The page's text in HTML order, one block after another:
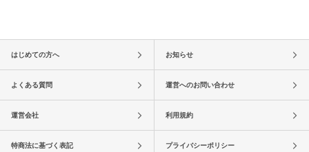
はじめての方へ お知らせ
よくある質問 運営へのお問い合わせ
運営会社 利用規約
特商法に基づく表記 プライバシーポリシー